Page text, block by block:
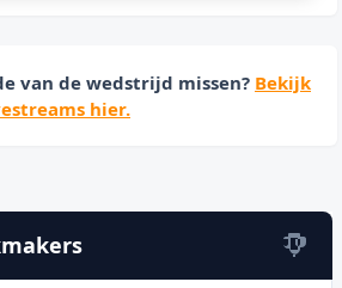
van de wedstrijd missen? Bekijk
hier.